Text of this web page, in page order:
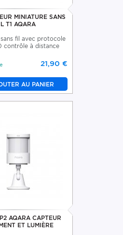
MINIATURE SANS
T1 AQARA
fil avec protocole
contrôle à distance
21,90 €
AQARA CAPTEUR
ET LUMIÈRE